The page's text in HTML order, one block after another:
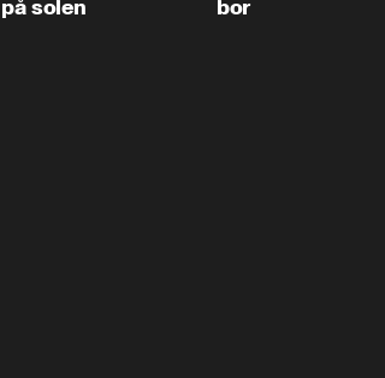
på solen
bor